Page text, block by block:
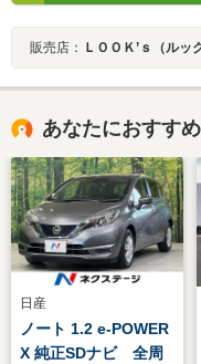
販売店： ＬＯＯＫ’ｓ（ルッ
あなたにおすす
日産
ノート 1.2 e-POWER
X 純正SDナビ 全周